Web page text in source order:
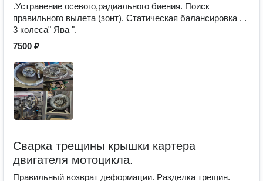
.Устранение осевого,радиального биения. Поиск
правильного вылета (зонт). Статическая балансировка . .
3 колеса" Ява ".
7500 ₽
Сварка трещины крышки картера
двигателя мотоцикла.
Правильный возврат деформации. Разделка трещин.